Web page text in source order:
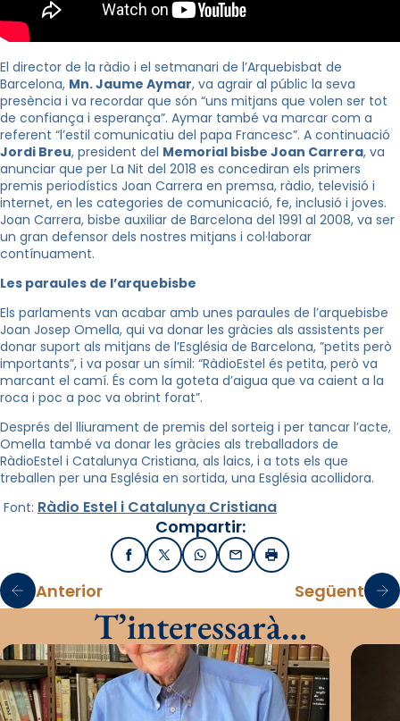
El director de la ràdio i el setmanari de l’Arquebisbat de
Barcelona, ​​ Mn. Jaume Aymar, va agrair al públic la seva
presència i va recordar que són “uns mitjans que volen ser tot
de confiança i esperança”. Aymar també va marcar com a
referent “l’estil comunicatiu del papa Francesc”. A continuació
Jordi Breu, president del Memorial bisbe Joan Carrera, va
anunciar que per La Nit del 2018 es concediran els primers
premis periodístics Joan Carrera en premsa, ràdio, televisió i
internet, en les categories de comunicació, fe, inclusió i joves.
Joan Carrera, bisbe auxiliar de Barcelona del 1991 al 2008, va ser
un gran defensor dels nostres mitjans i col·laborar
contínuament.
Les paraules de l’arquebisbe
Els parlaments van acabar amb unes paraules de l’arquebisbe
Joan Josep Omella, qui va donar les gràcies als assistents per
donar suport als mitjans de l’Església de Barcelona, ​​”petits però
importants”, i va posar un símil: “RàdioEstel és petita, però va
marcant el camí. És com la goteta d’aigua que va caient a la
roca i poc a poc va obrint forat”.
Després del lliurament de premis del sorteig i per tancar l’acte,
Omella també va donar les gràcies als treballadors de
RàdioEstel i Catalunya Cristiana, als laics, i a tots els que
treballen per una Església en sortida, una Església acollidora.
Font: Ràdio Estel i Catalunya Cristiana
Compartir:
FacebookX / TwitterWhatsApp
EmailImprimir
Anterior Següent
T’interessarà…